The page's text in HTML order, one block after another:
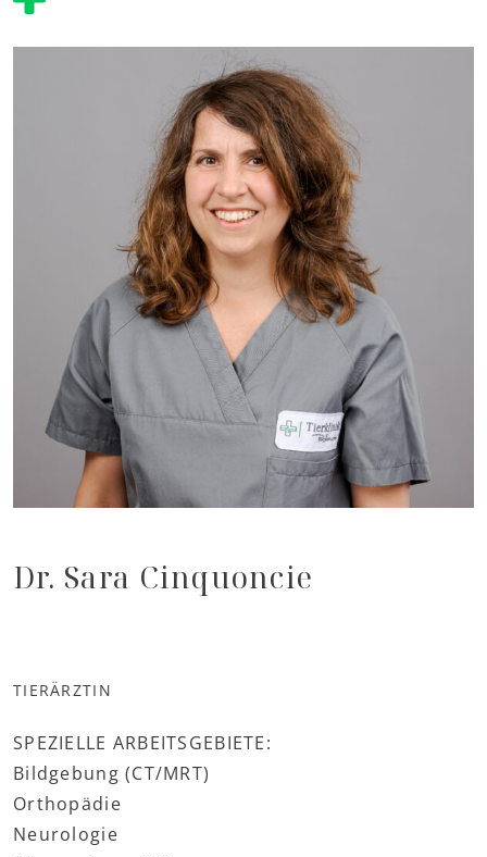
Dr. Sara Cinquoncie
TIERÄRZTIN
SPEZIELLE ARBEITSGEBIETE:
Bildgebung (CT/MRT)
Orthopädie
Neurologie